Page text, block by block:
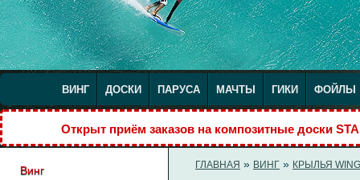
ВИНГ ДОСКИ ПАРУСА МАЧТЫ ГИКИ ФОЙЛЫ
Открыт приём заказов на композитные доски
Винг
ГЛАВНАЯ » ВИНГ » КРЫЛЬЯ WING